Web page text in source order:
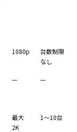
1080p
台数制限
なし
— —
最大
2K
1〜10台